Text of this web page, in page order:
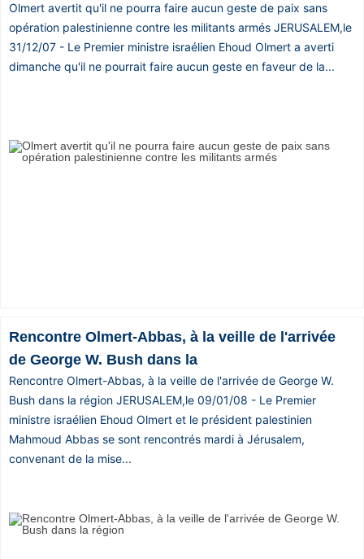
Olmert avertit qu'il ne pourra faire aucun geste de paix sans
opération palestinienne contre les militants armés JERUSALEM,le
31/12/07 - Le Premier ministre israélien Ehoud Olmert a averti
dimanche qu'il ne pourrait faire aucun geste en faveur de la...
Rencontre Olmert-Abbas, à la veille de l'arrivée
de George W. Bush dans la
Rencontre Olmert-Abbas, à la veille de l'arrivée de George W.
Bush dans la région JERUSALEM,le 09/01/08 - Le Premier
ministre israélien Ehoud Olmert et le président palestinien
Mahmoud Abbas se sont rencontrés mardi à Jérusalem,
convenant de la mise...